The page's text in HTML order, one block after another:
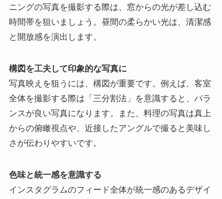
ニングの写真を撮影する際は、窓からの光が差し込む
時間帯を狙いましょう。昼間の柔らかい光は、清潔感
と開放感を演出します。
構図を工夫して印象的な写真に
写真映えを狙うには、構図が重要です。例えば、客室
全体を撮影する際は「三分割法」を意識すると、バラ
ンスが良い写真になります。また、料理の写真は真上
からの俯瞰視点や、近接したアングルで撮ると美味し
さが伝わりやすいです。
色味と統一感を意識する
インスタグラムのフィード全体が統一感のあるデザイ